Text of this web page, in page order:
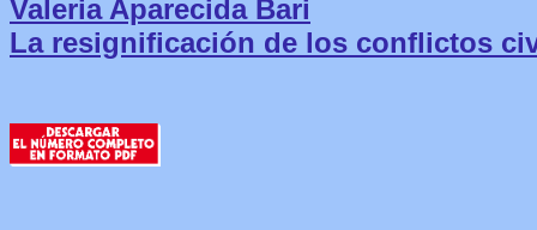
Valeria Aparecida Bari
La resignificación de los conflictos